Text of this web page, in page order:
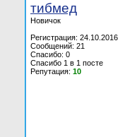
тибмед
Новичок
Регистрация: 24.10.2016
Сообщений: 21
Спасибо: 0
Спасибо 1 в 1 посте
Репутация: 10